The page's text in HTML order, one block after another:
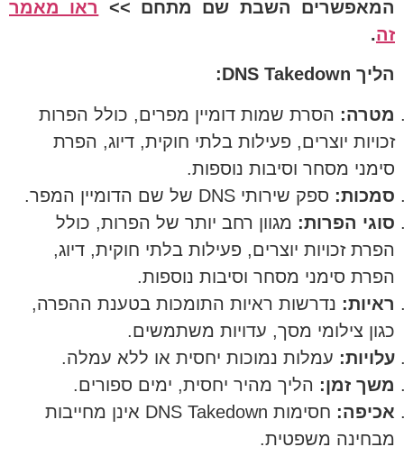
המאפשרים השבת שם מתחם >>
ראו מאמר
זה.
הליך DNS Takedown:
מטרה: הסרת שמות דומיין מפרים, כולל הפרות
זכויות יוצרים, פעילות בלתי חוקית, דיוג, הפרת
סימני מסחר וסיבות נוספות.
סמכות: ספק שירותי DNS של שם הדומיין המפר.
סוגי הפרות: מגוון רחב יותר של הפרות, כולל
הפרת זכויות יוצרים, פעילות בלתי חוקית, דיוג,
הפרת סימני מסחר וסיבות נוספות.
ראיות: נדרשות ראיות התומכות בטענת ההפרה,
כגון צילומי מסך, עדויות משתמשים.
עלויות: עמלות נמוכות יחסית או ללא עמלה.
משך זמן: הליך מהיר יחסית, ימים ספורים.
אכיפה:
חסימות DNS Takedown אינן מחייבות
מבחינה משפטית.